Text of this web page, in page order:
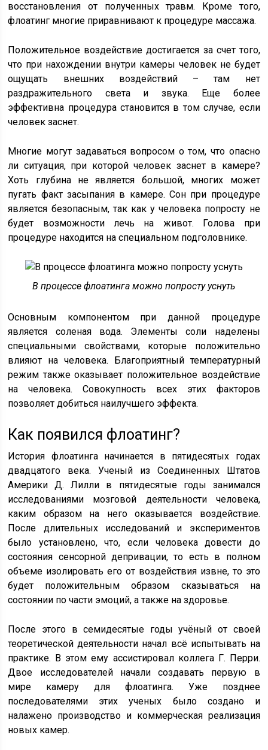
восстановления от полученных травм. Кроме того,
флоатинг многие приравнивают к процедуре массажа.
Положительное воздействие достигается за счет того,
что при нахождении внутри камеры человек не будет
ощущать внешних воздействий – там нет
раздражительного света и звука. Еще более
эффективна процедура становится в том случае, если
человек заснет.
Многие могут задаваться вопросом о том, что опасно
ли ситуация, при которой человек заснет в камере?
Хоть глубина не является большой, многих может
пугать факт засыпания в камере. Сон при процедуре
является безопасным, так как у человека попросту не
будет возможности лечь на живот. Голова при
процедуре находится на специальном подголовнике.
В процессе флоатинга можно попросту уснуть
Основным компонентом при данной процедуре
является соленая вода. Элементы соли наделены
специальными свойствами, которые положительно
влияют на человека. Благоприятный температурный
режим также оказывает положительное воздействие
на человека. Совокупность всех этих факторов
позволяет добиться наилучшего эффекта.
Как появился флоатинг?
История флоатинга начинается в пятидесятых годах
двадцатого века. Ученый из Соединенных Штатов
Америки Д. Лилли в пятидесятые годы занимался
исследованиями мозговой деятельности человека,
каким образом на него оказывается воздействие.
После длительных исследований и экспериментов
было установлено, что, если человека довести до
состояния сенсорной депривации, то есть в полном
объеме изолировать его от воздействия извне, то это
будет положительным образом сказываться на
состоянии по части эмоций, а также на здоровье.
После этого в семидесятые годы учёный от своей
теоретической деятельности начал всё испытывать на
практике. В этом ему ассистировал коллега Г. Перри.
Двое исследователей начали создавать первую в
мире камеру для флоатинга. Уже позднее
последователями этих ученых было создано и
налажено производство и коммерческая реализация
новых камер.